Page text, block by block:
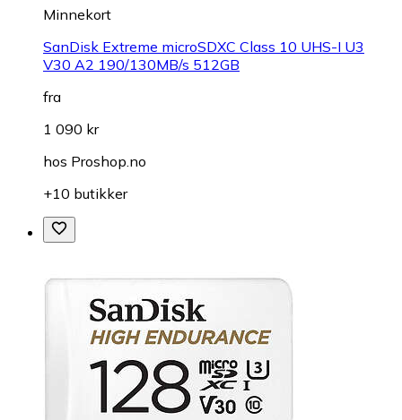
Minnekort
SanDisk Extreme microSDXC Class 10 UHS-I U3
V30 A2 190/130MB/s 512GB
fra
1 090 kr
hos Proshop.no
+10 butikker